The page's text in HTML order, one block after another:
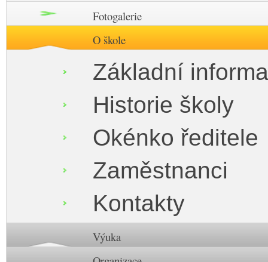
Fotogalerie
O škole
Základní
Historie školy
Okénko ředitele
Zaměstnanci
Kontakty
Výuka